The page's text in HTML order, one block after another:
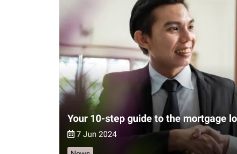
Your 10-step guide to the mortgage
7 Jun 2024